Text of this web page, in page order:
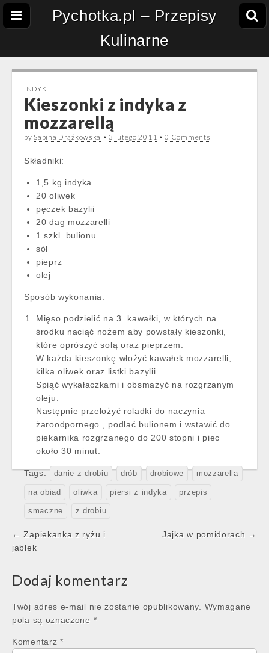
Pychotka.pl – Przepisy
Kulinarne
INDYK
Kieszonki z indyka z
mozzarellą
by Sabina Drążkowska •3 lutego 2011 •0 Comments
Składniki:
1,5 kg indyka
20 oliwek
pęczek bazylii
20 dag mozzarelli
1 szkl. bulionu
sól
pieprz
olej
Sposób wykonania:
Mięso podzielić na 3 kawałki, w których na
środku naciąć nożem aby powstały kieszonki,
które oprószyć solą oraz pieprzem.
W każda kieszonkę włożyć kawałek mozzarelli,
kilka oliwek oraz listki bazylii.
Spiąć wykałaczkami i obsmażyć na rozgrzanym
oleju.
Następnie przełożyć roladki do naczynia
żaroodpornego , podlać bulionem i wstawić do
piekarnika rozgrzanego do 200 stopni i piec
około 30 minut.
Tags: danie z drobiu drób drobiowe mozzarella
na obiad oliwka piersi z indyka przepis
smaczne z drobiu
Post
navigation
← Zapiekanka z ryżu i
jabłek
Jajka w pomidorach →
Dodaj komentarz
Twój adres e-mail nie zostanie opublikowany.
Wymagane
pola są oznaczone *
Komentarz *